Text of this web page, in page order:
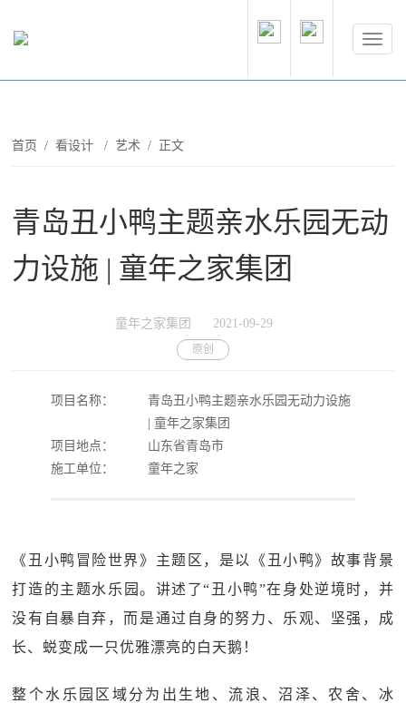
首页 /看设计 /艺术 / 正文
青岛丑小鸭主题亲水乐园无动
力设施 | 童年之家集团
童年之家集团 2021-09-29
原创
项目名称：
青岛丑小鸭主题亲水乐园无动力设施
| 童年之家集团
项目地点：
山东省青岛市
施工单位：
童年之家
《丑小鸭冒险世界》主题区，是以《丑小鸭》故事背景
打造的主题水乐园。讲述了“丑小鸭”在身处逆境时，并
没有自暴自弃，而是通过自身的努力、乐观、坚强，成
长、蜕变成一只优雅漂亮的白天鹅！
整个水乐园区域分为出生地、流浪、沼泽、农舍、冰